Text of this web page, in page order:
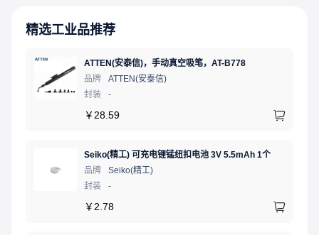
精选工业品推荐
ATTEN(安泰信)，手动真空吸笔，AT-B778
品牌
ATTEN(安泰信)
封装
-
￥ 28.59
Seiko(精工) 可充电锂锰纽扣电池 3V 5.5mAh 1个
品牌
Seiko(精工)
封装
-
￥ 2.78